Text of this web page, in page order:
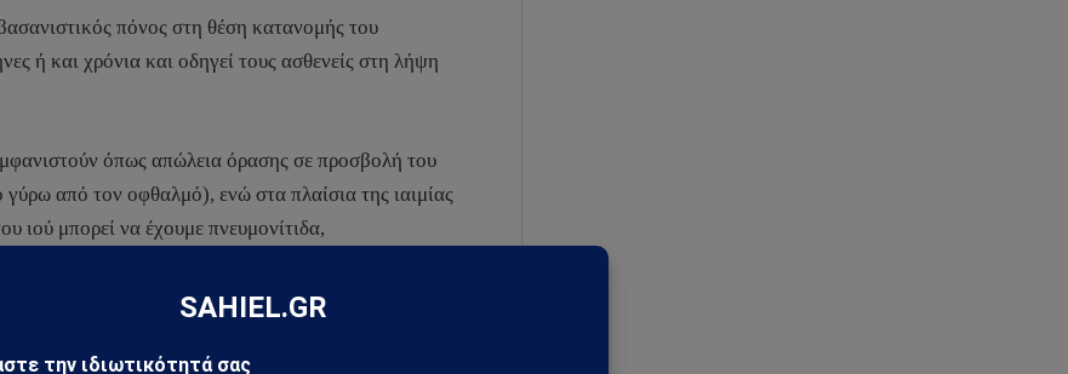
πόνος στη θέση κατανομής του
ή και χρόνια και οδηγεί τους ασθενείς στη λήψη
όπως απώλεια όρασης σε προσβολή του
από τον οφθαλμό), ενώ στα πλαίσια της ιαιμίας
ιού μπορεί να έχουμε πνευμονίτιδα,
λοιμώξεις των εξανθημάτων – ελκών επίσης, μπορεί
του εξανθήματος του έρπητα ζωστήρα. Η